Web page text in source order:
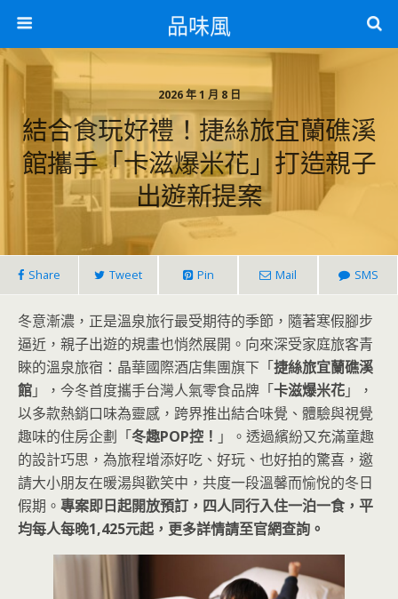
品味風
2026 年 1 月 8 日
結合食玩好禮！捷絲旅宜蘭礁溪
館攜手「卡滋爆米花」打造親子
出遊新提案
Share Tweet Pin Mail SMS
冬意漸濃，正是溫泉旅行最受期待的季節，隨著寒假腳步
逼近，親子出遊的規畫也悄然展開。向來深受家庭旅客青
睞的溫泉旅宿：晶華國際酒店集團旗下「捷絲旅宜蘭礁溪
館」，今冬首度攜手台灣人氣零食品牌「卡滋爆米花」，
以多款熱銷口味為靈感，跨界推出結合味覺、體驗與視覺
趣味的住房企劃「冬趣POP控！ 」。透過繽紛又充滿童趣
的設計巧思，為旅程增添好吃、好玩、也好拍的驚喜，邀
請大小朋友在暖湯與歡笑中，共度一段溫馨而愉悅的冬日
假期。 專案即日起開放預訂，四人同行入住一泊一食，平
均每人每晚1,425元起，更多詳情請至官網查詢。